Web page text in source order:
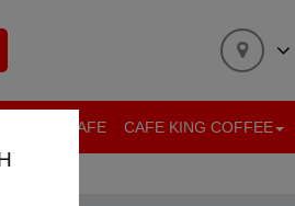
PHỤ KIỆN CAFE
+
CAFE KING COFFEE